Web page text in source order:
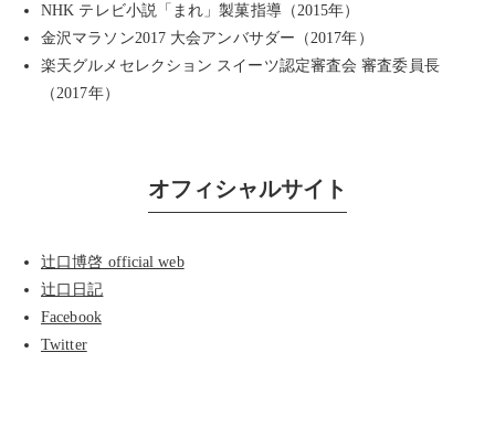
NHK テレビ小説「まれ」製菓指導（2015年）
金沢マラソン2017 大会アンバサダー（2017年）
楽天グルメセレクション スイーツ認定審査会 審査委員長
（2017年）
オフィシャルサイト
辻口博啓 official web
辻口日記
Facebook
Twitter